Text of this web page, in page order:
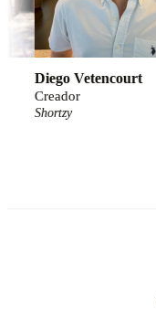
Diego Vetencourt
Creador
Shortzy